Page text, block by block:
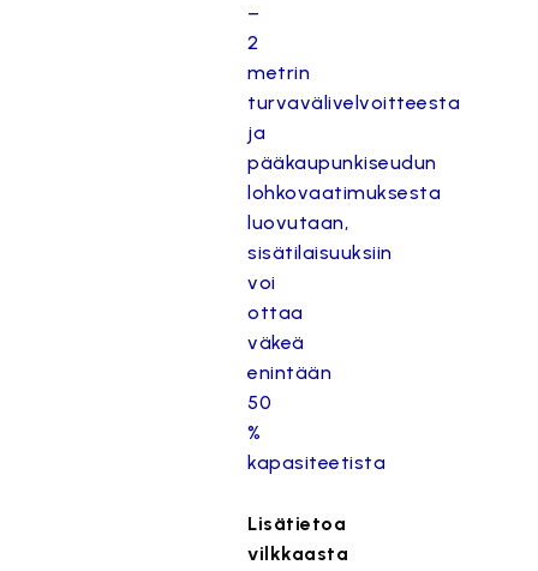
–
2
metrin
turvavälivelvoitteesta
ja
pääkaupunkiseudun
lohkovaatimuksesta
luovutaan,
sisätilaisuuksiin
voi
ottaa
väkeä
enintään
50
%
kapasiteetista
Lisätietoa
vilkkaasta